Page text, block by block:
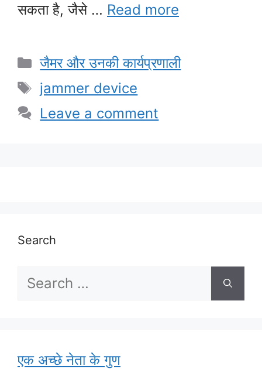
सकता है, जैसे … Read more
Categories
जैमर और उनकी कार्यप्रणाली
Tags
jammer device
Leave a comment
Search
Search
एक अच्छे नेता के गुण